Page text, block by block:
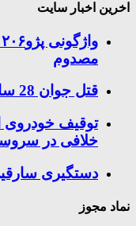
اخرین اخبار سایت
مصدوم
قتل جوان 28 ساله توسط قاتل 15 ساله در کازرون
خلافی در
دستگیری
نماد مجوز